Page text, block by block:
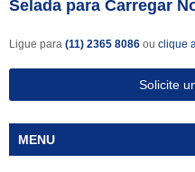
Selada para Carregar
Ligue para (11) 2365 8086 ou clique
Solicite
MENU